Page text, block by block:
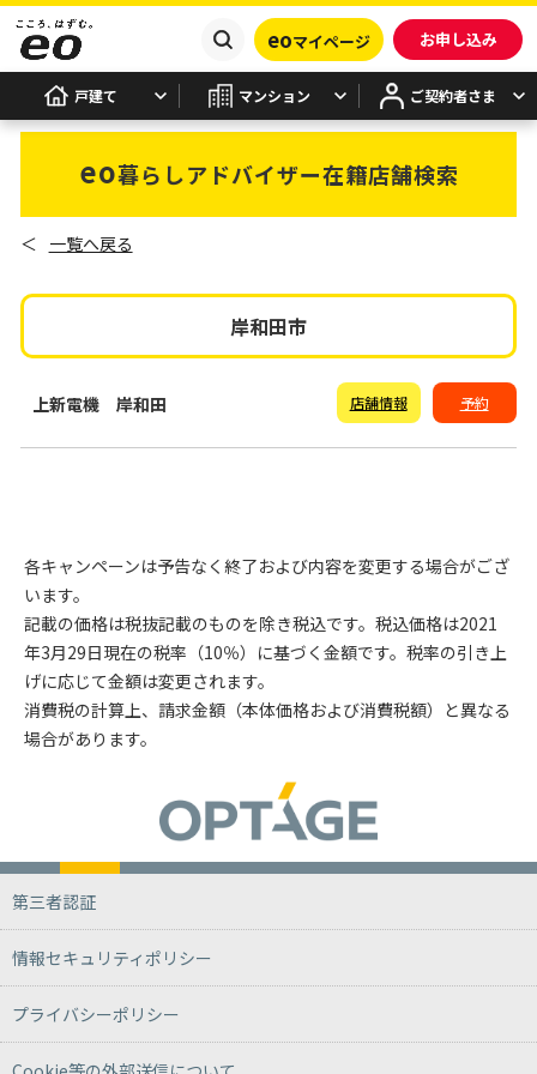
eoマイページ お申し込み
戸建て マンション ご契約者さま
eo暮らしアドバイザー在籍店舗検索
＜ 一覧へ戻る
岸和田市
上新電機 岸和田 店舗情報 予約
各キャンペーンは予告なく終了および内容を変更する場合がござ
います。
記載の価格は税抜記載のものを除き税込です。税込価格は2021
年3月29日現在の税率（10％）に基づく金額です。税率の引き上
げに応じて金額は変更されます。
消費税の計算上、請求金額（本体価格および消費税額）と異なる
場合があります。
第三者認証
情報セキュリティポリシー
プライバシーポリシー